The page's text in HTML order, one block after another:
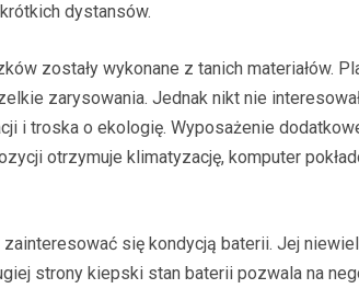
dystansów.
zostały wykonane z tanich materiałów.
zarysowania. Jednak nikt nie
i troska o ekologię. Wyposażenie
otrzymuje klimatyzację, komputer
się kondycją baterii. Jej
strony kiepski stan baterii pozwala na